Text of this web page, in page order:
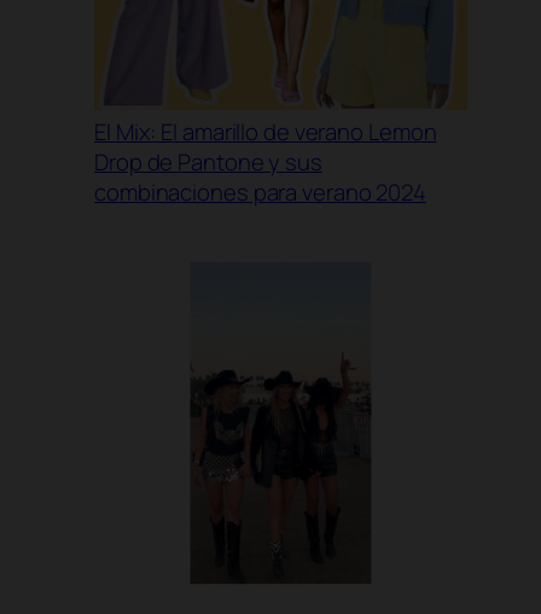
El Mix: El amarillo de verano Lemon
Drop de Pantone y sus
combinaciones para verano 2024